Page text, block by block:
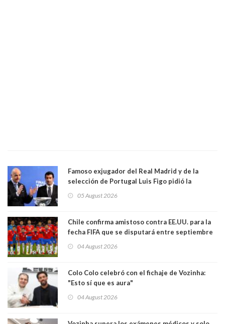
Famoso exjugador del Real Madrid y de la
selección de Portugal Luis Figo pidió la
comportamiento más bajo y cobarde que he
05 August 2026
Chile confirma amistoso contra EE.UU. para la
fecha FIFA que se disputará entre septiembre
04 August 2026
Colo Colo celebró con el fichaje de Vozinha:
"Esto sí que es aura"
04 August 2026